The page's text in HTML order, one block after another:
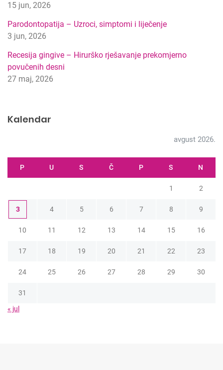
15 jun, 2026
Parodontopatija – Uzroci, simptomi i liječenje
3 jun, 2026
Recesija gingive – Hirurško rješavanje prekomjerno
povučenih desni
27 maj, 2026
Kalendar
avgust 2026.
P U S Č P S N
1 2
3 4 5 6 7 8 9
10 11 12 13 14 15 16
17 18 19 20 21 22 23
24 25 26 27 28 29 30
31
« jul